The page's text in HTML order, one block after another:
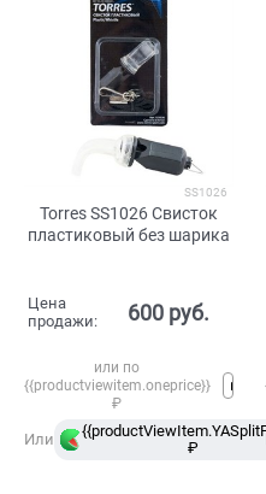
SS1026
Torres SS1026 Свисток
пластиковый без шарика
Цена
продажи:
600 руб.
или по
{{productviewitem.oneprice}}
₽
Или
₽